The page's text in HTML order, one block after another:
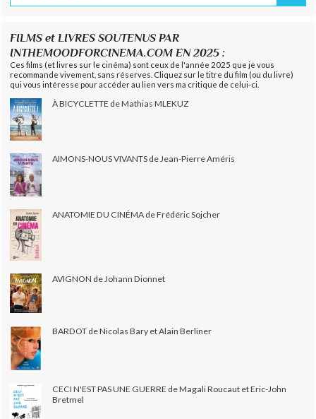
FILMS et LIVRES SOUTENUS PAR
INTHEMOODFORCINEMA.COM EN 2025 :
Ces films (et livres sur le cinéma) sont ceux de l'année 2025 que je vous
recommande vivement, sans réserves. Cliquez sur le titre du film (ou du livre)
qui vous intéresse pour accéder au lien vers ma critique de celui-ci.
À BICYCLETTE de Mathias MLEKUZ
AIMONS-NOUS VIVANTS de Jean-Pierre Améris
ANATOMIE DU CINÉMA de Frédéric Sojcher
AVIGNON de Johann Dionnet
BARDOT de Nicolas Bary et Alain Berliner
CECI N'EST PAS UNE GUERRE de Magali Roucaut et Eric-John
Bretmel